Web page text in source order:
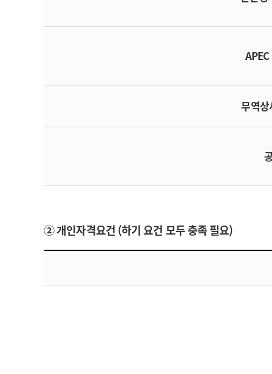
무역상
② 개인자격요건 (하기 요건 모두 충족 필요)